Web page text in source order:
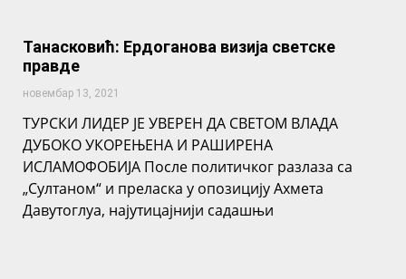
Танасковић: Ердоганова визија светске
правде
новембар 13, 2021
ТУРСКИ ЛИДЕР ЈЕ УВЕРЕН ДА СВЕТОМ ВЛАДА
ДУБОКО УКОРЕЊЕНА И РАШИРЕНА
ИСЛАМОФОБИЈА После политичког разлаза са
„Султаном“ и преласка у опозицију Ахмета
Давутоглуа, најутицајнији садашњи